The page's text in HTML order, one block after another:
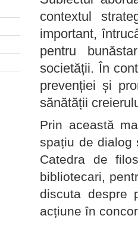
contextul
important,
pentru
societății. În
prevenției și
sănătății
Prin această
spațiu de dialog
Catedra de
bibliotecari,
discuta despre
acțiune în